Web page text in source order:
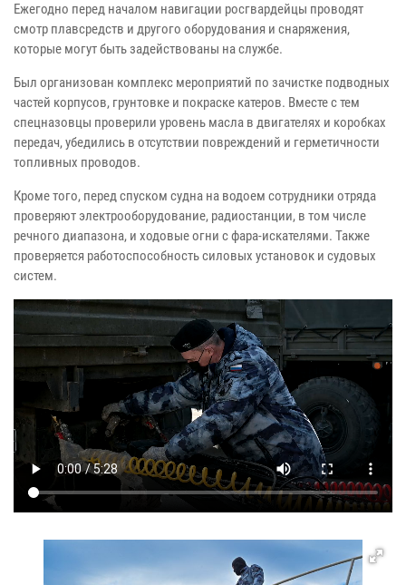
Ежегодно перед началом навигации росгвардейцы проводят
смотр плавсредств и другого оборудования и снаряжения,
которые могут быть задействованы на службе.
Был организован комплекс мероприятий по зачистке подводных
частей корпусов, грунтовке и покраске катеров. Вместе с тем
спецназовцы проверили уровень масла в двигателях и коробках
передач, убедились в отсутствии повреждений и герметичности
топливных проводов.
Кроме того, перед спуском судна на водоем сотрудники отряда
проверяют электрооборудование, радиостанции, в том числе
речного диапазона, и ходовые огни с фара-искателями. Также
проверяется работоспособность силовых установок и судовых
систем.